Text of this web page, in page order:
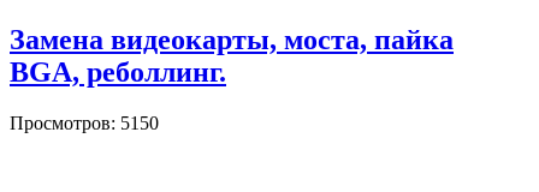
Замена видеокарты, моста, пайка
BGA, реболлинг.
Просмотров: 5150